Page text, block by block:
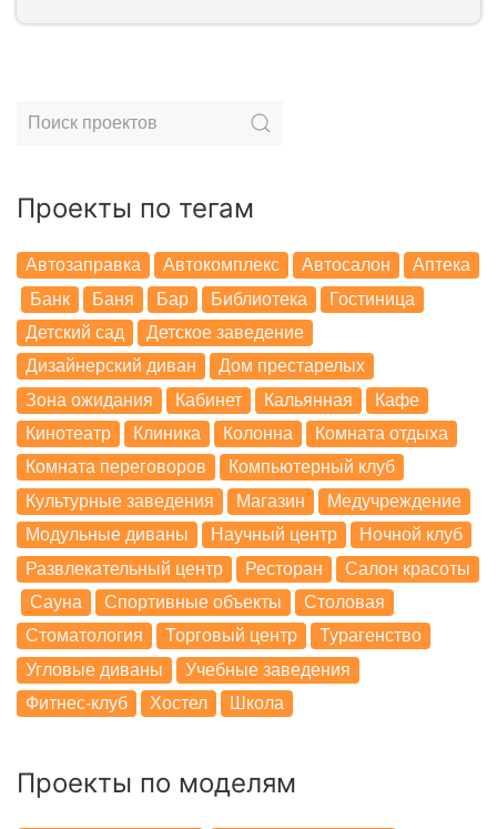
Проекты по тегам
Автозаправка Автокомплекс Автосалон
Аптека
Банк
Баня Бар Библиотека
Гостиница
Детский сад
Детское заведение
Дизайнерский диван
Дом престарелых
Зона ожидания
Кабинет Кальянная
Кафе
Кинотеатр
Клиника Колонна
Комната отдыха
Комната переговоров
Компьютерный клуб
Культурные заведения
Магазин
Медучреждение
Модульные диваны
Научный центр
Ночной клуб
Развлекательный центр
Ресторан
Салон красоты
Сауна
Спортивные объекты
Столовая
Стоматология
Торговый центр
Турагенство
Угловые диваны
Учебные заведения
Фитнес-клуб
Хостел Школа
Проекты по моделям